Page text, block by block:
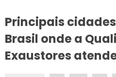
EXAUSTOR INDUSTRIAL VALOR
Principais
Brasil onde a
Exaustores